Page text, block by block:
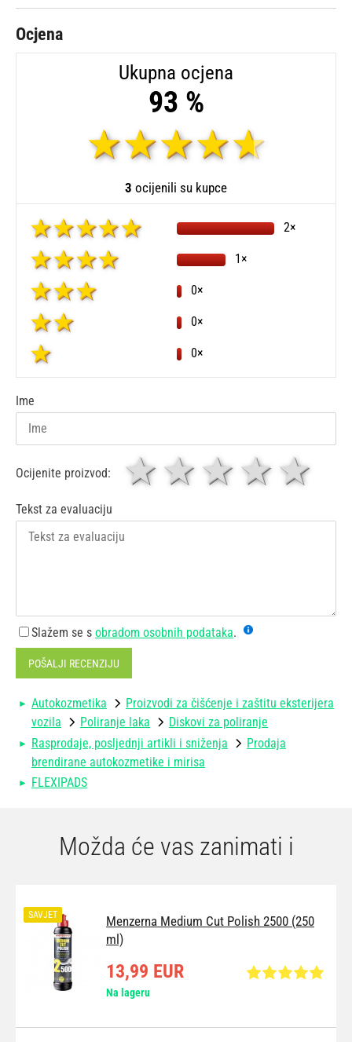
Ocjena
Ukupna ocjena
93 %
3 ocijenili su kupce
2×
1×
0×
0×
0×
Ime
Ocijenite proizvod: 4
3
zvjezdice
1 zvjezdica
Tekst za evaluaciju
Slažem se s obradom osobnih podataka.
POŠALJI RECENZIJU
Autokozmetika
Proizvodi za čišćenje i zaštitu eksterijera
vozila
Poliranje laka
Diskovi za poliranje
Rasprodaje, posljednji artikli i sniženja
Prodaja
brendirane autokozmetike i mirisa
FLEXIPADS
Možda će vas zanimati i
Menzerna Medium Cut Polish 2500 (250
ml)
SAVJET
13,99 EUR
Na lageru